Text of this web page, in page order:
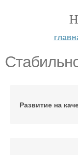
Развитие на